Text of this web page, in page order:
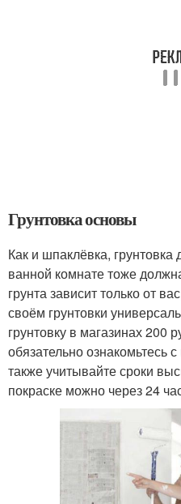
Грунтовка основы
Как и шпаклёвка, грунтовка
ванной комнате тоже
грунта зависит только от
своём грунтовки
грунтовку в магазинах 200
обязательно ознакомьтесь
также учитывайте сроки
покраске можно через 24